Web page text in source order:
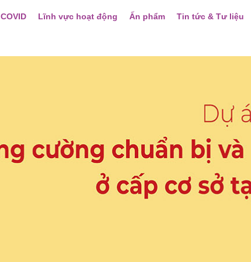
Lĩnh vực hoạt động Ấn phẩm Tin tức & Tư liệu